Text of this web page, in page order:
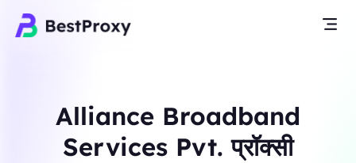
Alliance Broadband
Services Pvt. प्रॉक्सी